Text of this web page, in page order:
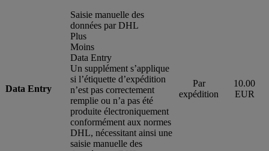
Data Entry
Saisie manuelle des
données par DHL
Plus
Moins
Data Entry
Un supplément s’applique
si l’étiquette d’expédition
n’est pas correctement
remplie ou n’a pas été
produite électroniquement
conformément aux normes
DHL, nécessitant ainsi une
saisie manuelle des
Par
expédition
10.00
EUR